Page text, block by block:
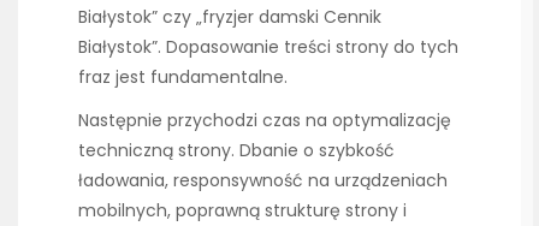
Białystok” czy „fryzjer damski Cennik
Białystok”. Dopasowanie treści strony do tych
fraz jest fundamentalne.
Następnie przychodzi czas na optymalizację
techniczną strony. Dbanie o szybkość
ładowania, responsywność na urządzeniach
mobilnych, poprawną strukturę strony i